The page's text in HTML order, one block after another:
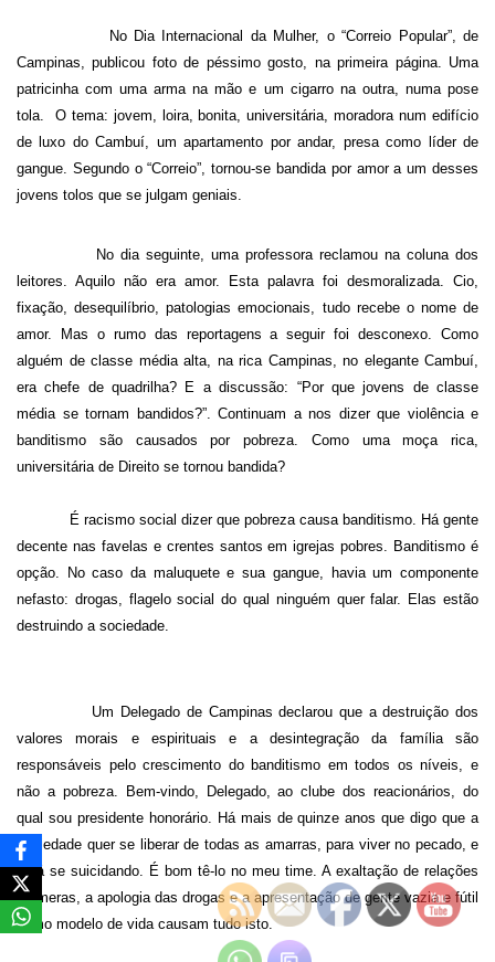
No Dia Internacional da Mulher, o “Correio Popular”, de
Campinas, publicou foto de péssimo gosto, na primeira página. Uma
patricinha com uma arma na mão e um cigarro na outra, numa pose
tola.
O tema: jovem, loira, bonita, universitária, moradora num edifício
de luxo do Cambuí, um apartamento por andar, presa como líder de
gangue. Segundo o “Correio”, tornou-se bandida por amor a um desses
jovens tolos que se julgam geniais.
No dia seguinte, uma professora reclamou na coluna dos
leitores. Aquilo não era amor. Esta palavra foi desmoralizada. Cio,
fixação, desequilíbrio, patologias emocionais, tudo recebe o nome de
amor. Mas o rumo das reportagens a seguir foi desconexo. Como
alguém de classe média alta, na rica Campinas, no elegante Cambuí,
era chefe de quadrilha? E a discussão: “Por que jovens de classe
média se tornam bandidos?”. Continuam a nos dizer que violência e
banditismo são causados por pobreza. Como uma moça rica,
universitária de Direito se tornou bandida?
É racismo social dizer que pobreza causa banditismo. Há gente
decente nas favelas e crentes santos em igrejas pobres. Banditismo é
opção. No caso da maluquete e sua gangue, havia um componente
nefasto: drogas, flagelo social do qual ninguém quer falar. Elas estão
destruindo a sociedade.
Um Delegado de Campinas declarou que a destruição dos
valores morais e espirituais e a desintegração da família são
responsáveis pelo crescimento do banditismo em todos os níveis, e
não a pobreza. Bem-vindo, Delegado, ao clube dos reacionários, do
qual sou presidente honorário. Há mais de quinze anos que digo que a
sociedade quer se liberar de todas as amarras, para viver no pecado, e
está se suicidando. É bom tê-lo no meu time. A exaltação de relações
efêmeras, a apologia das drogas e a apresentação de gente vazia e fútil
como modelo de vida causam tudo isto.